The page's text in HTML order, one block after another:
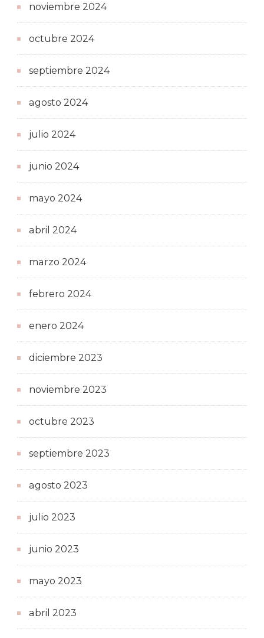
noviembre 2024
octubre 2024
septiembre 2024
agosto 2024
julio 2024
junio 2024
mayo 2024
abril 2024
marzo 2024
febrero 2024
enero 2024
diciembre 2023
noviembre 2023
octubre 2023
septiembre 2023
agosto 2023
julio 2023
junio 2023
mayo 2023
abril 2023